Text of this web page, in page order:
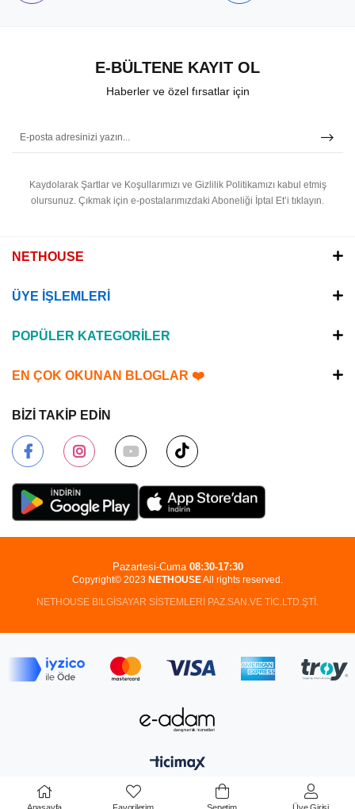
E-BÜLTENE KAYIT OL
Haberler ve özel fırsatlar için
Kaydolarak Şartlar ve Koşullarımızı ve Gizlilik Politikamızı kabul etmiş
olursunuz. Çıkmak için e-postalarımızdaki Aboneliği İptal Et’i tıklayın.
NETHOUSE
ÜYE İŞLEMLERİ
POPÜLER KATEGORİLER
EN ÇOK OKUNAN BLOGLAR ❤️
BİZİ TAKİP EDİN
Copyright© 2023 NETHOUSEAll rights reserved.
NETHOUSE BİLGİSAYAR SİSTEMLERİ PAZ.SAN.VE TİC.LTD.ŞTİ.
Pazartesi-Cuma 08:30-17:30